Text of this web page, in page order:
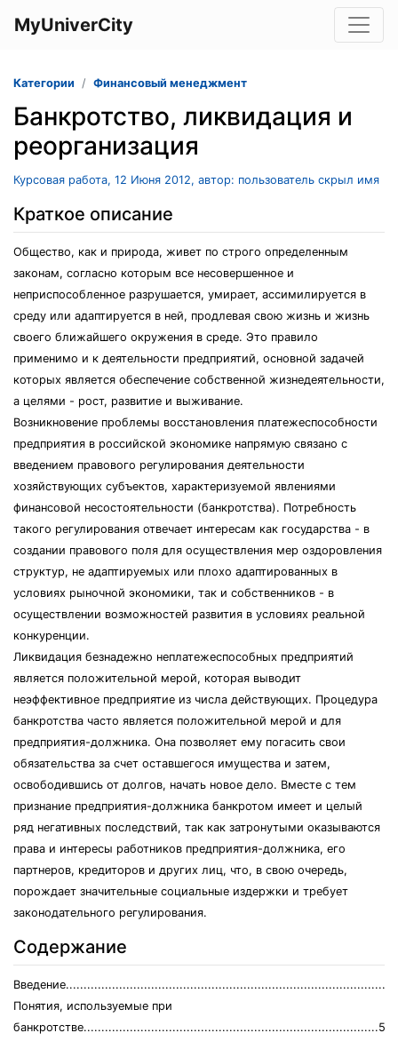
MyUniverCity
Категории Финансовый менеджмент
Банкротство, ликвидация и
реорганизация
Курсовая работа, 12 Июня 2012, автор: пользователь скрыл имя
Краткое описание
Общество, как и природа, живет по строго определенным
законам, согласно которым все несовершенное и
неприспособленное разрушается, умирает, ассимилируется в
среду или адаптируется в ней, продлевая свою жизнь и жизнь
своего ближайшего окружения в среде. Это правило
применимо и к деятельности предприятий, основной задачей
которых является обеспечение собственной жизнедеятельности,
а целями - рост, развитие и выживание.
Возникновение проблемы восстановления платежеспособности
предприятия в российской экономике напрямую связано с
введением правового регулирования деятельности
хозяйствующих субъектов, характеризуемой явлениями
финансовой несостоятельности (банкротства). Потребность
такого регулирования отвечает интересам как государства - в
создании правового поля для осуществления мер оздоровления
структур, не адаптируемых или плохо адаптированных в
условиях рыночной экономики, так и собственников - в
осуществлении возможностей развития в условиях реальной
конкуренции.
Ликвидация безнадежно неплатежеспособных предприятий
является положительной мерой, которая выводит
неэффективное предприятие из числа действующих. Процедура
банкротства часто является положительной мерой и для
предприятия-должника. Она позволяет ему погасить свои
обязательства за счет оставшегося имущества и затем,
освободившись от долгов, начать новое дело. Вместе с тем
признание предприятия-должника банкротом имеет и целый
ряд негативных последствий, так как затронутыми оказываются
права и интересы работников предприятия-должника, его
партнеров, кредиторов и других лиц, что, в свою очередь,
порождает значительные социальные издержки и требует
законодательного регулирования.
Содержание
Понятия, используемые при
банкротстве...................................................................................5